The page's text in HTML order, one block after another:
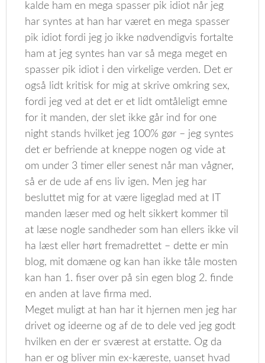
kalde ham en mega spasser pik idiot når jeg
har syntes at han har været en mega spasser
pik idiot fordi jeg jo ikke nødvendigvis fortalte
ham at jeg syntes han var så mega meget en
spasser pik idiot i den virkelige verden. Det er
også lidt kritisk for mig at skrive omkring sex,
fordi jeg ved at det er et lidt omtåleligt emne
for it manden, der slet ikke går ind for one
night stands hvilket jeg 100% gør – jeg syntes
det er befriende at kneppe nogen og vide at
om under 3 timer eller senest når man vågner,
så er de ude af ens liv igen. Men jeg har
besluttet mig for at være ligeglad med at IT
manden læser med og helt sikkert kommer til
at læse nogle sandheder som han ellers ikke vil
ha læst eller hørt fremadrettet – dette er min
blog, mit domæne og kan han ikke tåle mosten
kan han 1. fiser over på sin egen blog 2. finde
en anden at lave firma med.
Meget muligt at han har it hjernen men jeg har
drivet og ideerne og af de to dele ved jeg godt
hvilken en der er sværest at erstatte. Og da
han er og bliver min ex-kæreste, uanset hvad